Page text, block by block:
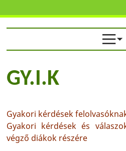
GY.I.K
Gyakori kérdések
Gyakori kérdések és
végző diákok részére